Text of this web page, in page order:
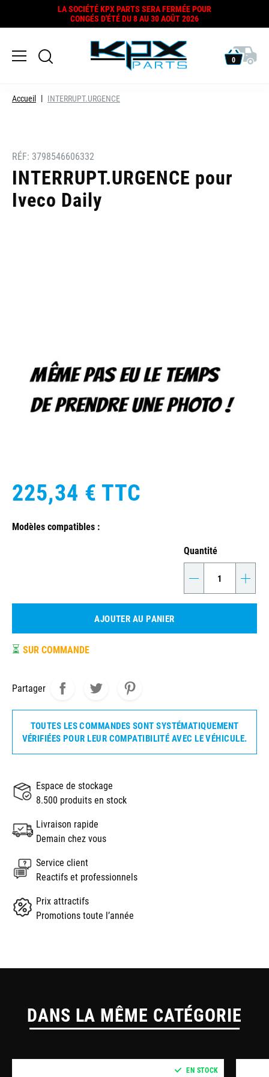
LA SOCIÉTÉ KPX PARTS SERA FERMÉE POUR
CONGÉS D'ÉTÉ DU 8 AU 30 AOÛT 2026
0
Accueil INTERRUPT.URGENCE
RÉF: 3798546606332
INTERRUPT.URGENCE pour
Iveco Daily
225,34 € TTC
Modèles compatibles :
Quantité
- +
AJOUTER AU PANIER
⏳ SUR COMMANDE
Partager
TOUTES LES COMMANDES SONT SYSTÉMATIQUEMENT
VÉRIFIÉES POUR LEUR COMPATIBILITÉ AVEC LE VÉHICULE.
Espace de stockage
8.500 produits en stock
Livraison rapide
Demain chez vous
Service client
Reactifs et professionnels
Prix attractifs
Promotions toute l’année
DANS LA MÊME CATÉGORIE
EN STOCK